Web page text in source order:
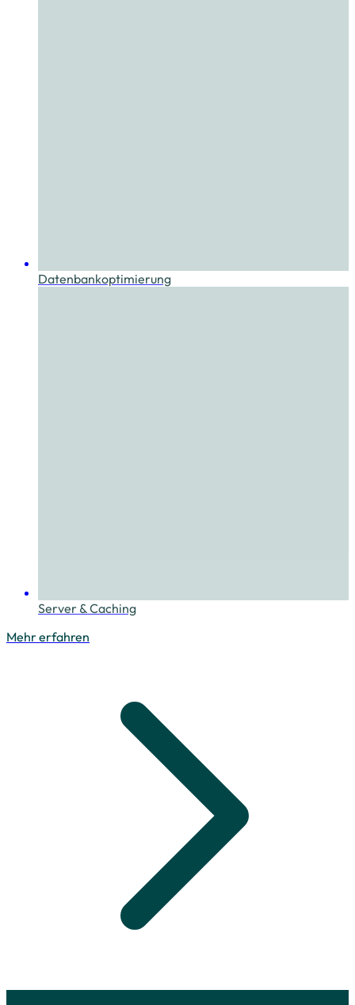
Datenbankoptimierung
Server & Caching
Mehr erfahren